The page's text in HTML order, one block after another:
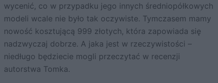
wycenić, co w przypadku jego innych średniopółkowych
modeli wcale nie było tak oczywiste. Tymczasem mamy
nowość kosztującą 999 złotych, która zapowiada się
nadzwyczaj dobrze. A jaka jest w rzeczywistości –
niedługo będziecie mogli przeczytać w recenzji
autorstwa Tomka.